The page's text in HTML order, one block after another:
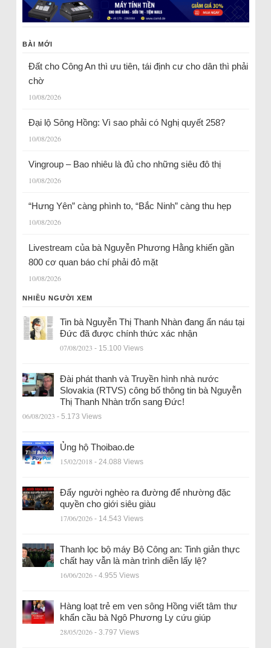
BÀI MỚI
Đất cho Công An thì ưu tiên, tái định cư cho dân thì phải
chờ
10/08/2026
Đại lộ Sông Hồng: Vì sao phải có Nghị quyết 258?
10/08/2026
Vingroup – Bao nhiêu là đủ cho những siêu đô thị
10/08/2026
“Hưng Yên” càng phình to, “Bắc Ninh” càng thu hẹp
10/08/2026
Livestream của bà Nguyễn Phương Hằng khiến gần
800 cơ quan báo chí phải đỏ mặt
10/08/2026
NHIỀU NGƯỜI XEM
Tin bà Nguyễn Thị Thanh Nhàn đang ẩn náu tại
Đức đã được chính thức xác nhận
07/08/2023 - 15.100 Views
Đài phát thanh và Truyền hình nhà nước
Slovakia (RTVS) công bố thông tin bà Nguyễn
Thị Thanh Nhàn trốn sang Đức!
06/08/2023 - 5.173 Views
Ủng hộ Thoibao.de
15/02/2018 - 24.088 Views
Đẩy người nghèo ra đường để nhường đặc
quyền cho giới siêu giàu
17/06/2026 - 14.543 Views
Thanh lọc bộ máy Bộ Công an: Tinh giản thực
chất hay vẫn là màn trình diễn lấy lệ?
16/06/2026 - 4.955 Views
Hàng loạt trẻ em ven sông Hồng viết tâm thư
khẩn cầu bà Ngô Phương Ly cứu giúp
28/05/2026 - 3.797 Views